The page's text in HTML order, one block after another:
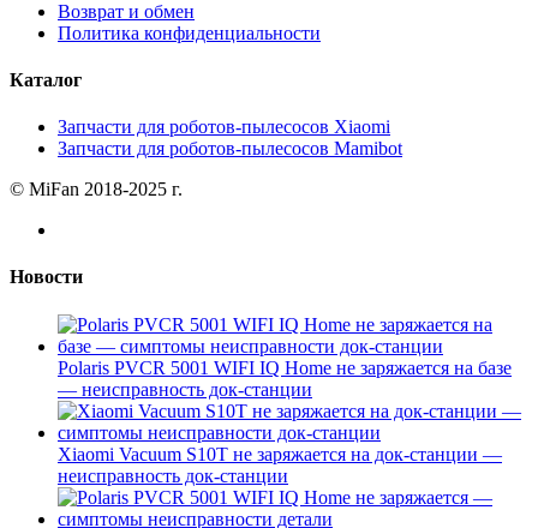
Возврат и обмен
Политика конфиденциальности
Каталог
Запчасти для роботов-пылесосов Xiaomi
Запчасти для роботов-пылесосов Mamibot
© MiFan 2018-2025 г.
Новости
Polaris PVCR 5001 WIFI IQ Home не заряжается на базе
— неисправность док-станции
Xiaomi Vacuum S10T не заряжается на док-станции —
неисправность док-станции